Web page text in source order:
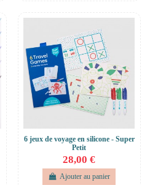
6 jeux de voyage en silicone - Super
Petit
28,00 €
Ajouter au panier